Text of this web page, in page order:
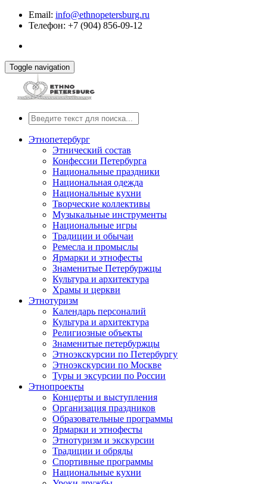
Email: info@ethnopetersburg.ru
Телефон: +7 (904) 856-09-12
Toggle navigation
Этнопетербург
Этнический состав
Конфессии Петербурга
Национальные праздники
Национальная одежда
Национальные кухни
Творческие коллективы
Музыкальные инструменты
Национальные игры
Традиции и обычаи
Ремесла и промыслы
Ярмарки и этнофесты
Знаменитые Петербуржцы
Культура и архитектура
Храмы и церкви
Этнотуризм
Календарь персоналий
Культура и архитектура
Религиозные объекты
Знаменитые петербуржцы
Этноэкскурсии по Петербургу
Этноэкскурсии по Москве
Туры и эксурсии по России
Этнопроекты
Концерты и выступления
Организация праздников
Образовательные программы
Ярмарки и этнофесты
Этнотуризм и экскурсии
Традиции и обряды
Спортивные программы
Национальные кухни